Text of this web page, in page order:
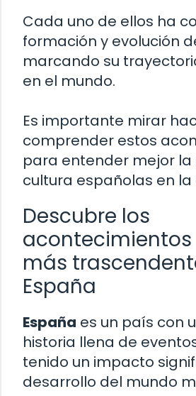
Cada uno de ellos ha
formación y evolución
marcando su
en el mundo.
Es importante mirar
comprender estos
para entender mejor la
cultura españolas en
Descubre los
más
España
España es un país con
historia llena de
tenido un impacto
desarrollo del mundo